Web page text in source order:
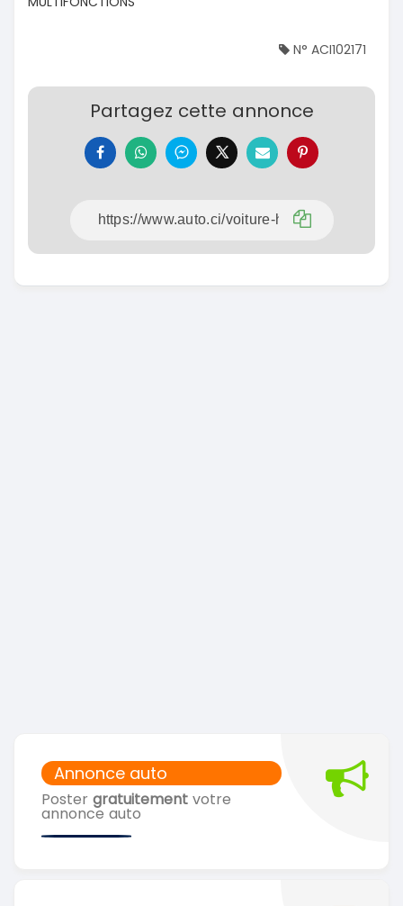
Annonce auto
Poster gratuitement votre
annonce auto
N° ACI102171
Partagez cette annonce